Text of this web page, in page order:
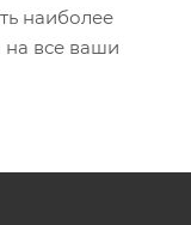
наиболее
все ваши